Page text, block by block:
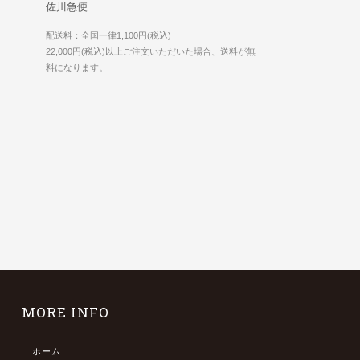
佐川急便
配送料：全国一律1,100円(税込)
22,000円(税込)以上ご注文いただいた場合、送料が無
料になります。
MORE INFO
ホーム